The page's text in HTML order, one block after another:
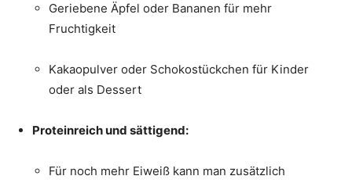
Geriebene Äpfel oder Bananen für mehr
Fruchtigkeit
Kakaopulver oder Schokostückchen für Kinder
oder als Dessert
Proteinreich und sättigend:
Für noch mehr Eiweiß kann man zusätzlich